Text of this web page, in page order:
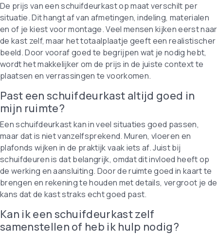
De prijs van een schuifdeurkast op maat verschilt per
situatie. Dit hangt af van afmetingen, indeling, materialen
en of je kiest voor montage. Veel mensen kijken eerst naar
de kast zelf, maar het totaalplaatje geeft een realistischer
beeld. Door vooraf goed te begrijpen wat je nodig hebt,
wordt het makkelijker om de prijs in de juiste context te
plaatsen en verrassingen te voorkomen.
Past een schuifdeurkast altijd goed in
mijn ruimte?
Een schuifdeurkast kan in veel situaties goed passen,
maar dat is niet vanzelfsprekend. Muren, vloeren en
plafonds wijken in de praktijk vaak iets af. Juist bij
schuifdeuren is dat belangrijk, omdat dit invloed heeft op
de werking en aansluiting. Door de ruimte goed in kaart te
brengen en rekening te houden met details, vergroot je de
kans dat de kast straks echt goed past.
Kan ik een schuifdeurkast zelf
samenstellen of heb ik hulp nodig?